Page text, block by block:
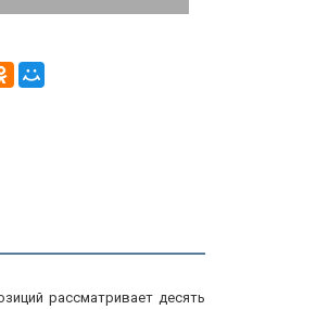
рассматривает десять